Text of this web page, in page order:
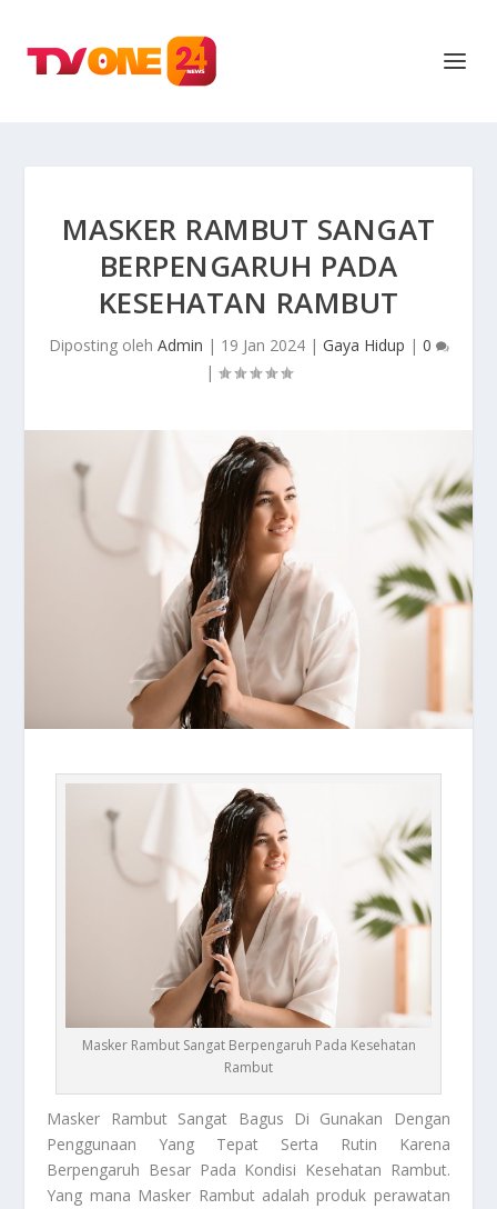
MASKER RAMBUT SANGAT
BERPENGARUH PADA
KESEHATAN RAMBUT
Diposting oleh Admin | 19 Jan 2024| Gaya Hidup | 0
|
Masker Rambut Sangat Berpengaruh Pada Kesehatan
Rambut
Masker RambutSangat Bagus Di Gunakan Dengan
Penggunaan Yang Tepat Serta Rutin Karena
Berpengaruh Besar Pada Kondisi Kesehatan Rambut.
Yang mana Masker Rambutadalah produk perawatan